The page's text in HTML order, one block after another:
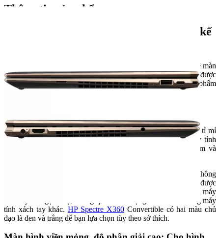
Thông tin sản phẩm
HP Spectre X360 Convertible – Thiết kế
được xem là chiếc máy tính xách tay nhỏ nhất thế giới với tỷ lệ màn
hình so với thân máy là 90%. Với công suất lớn, hiệu suất cao được
gói gọn trong một thiết kế nhỏ, kiểu dáng đẹp, đây là sản phẩm
đáng sở hữu của dân công sở.
Convertible được vát gọt từ hợp kim nhôm carbon và mài dũa tỉ mỉ
bằng công nghệ CNC. Thiết kế bền bỉ với vẻ đẹp tinh tế đầy tính
nghệ thuật trong khi vẫn duy trì được độ mỏng chỉ 10,44mm và
Phần bản lề ẩn đồng trục màn hình được thiết kế chắc chắn, không
hề gây hiện tượng lỏng lẻo khi gập mở nhiều lần, gần như được
giấu kín khỏi tầm mắt và có thể xoay 360 độ. Tổng thể chiếc máy
tính này khá gọn nhẹ, không quá lớn và nặng nề như các dòng máy
tính xách tay khác.HP Spectre X360Convertible có hai màu chủ
đạo là đen và trắng để bạn lựa chọn tùy theo sở thích.